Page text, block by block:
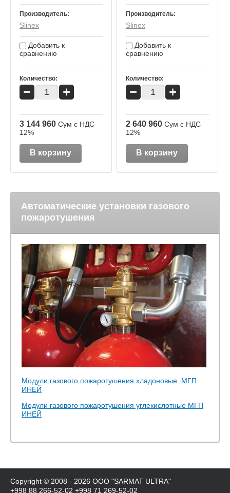
Производитель:
Slinex
Добавить к
сравнению
Количество:
− +
3 144 960 Сум с НДС
12%
В корзину
Производитель:
Slinex
Добавить к
сравнению
Количество:
− +
2 640 960 Сум с НДС
12%
В корзину
Автоматические установки газового
пожаротушения
Модули газового пожаротушения хладоновые МГП
ИНЕЙ
Модули газового пожаротушения углекислотные МГП
ИНЕЙ
Copyright © 2008 - 2026 ООО "SARMAT ULTRA"
+998 88 266-52-02 +998 71 269-52-02